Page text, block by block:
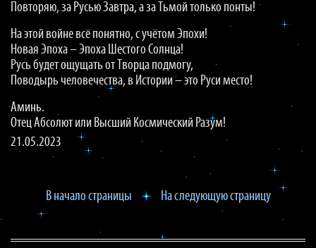
Повторяю, за Русью Завтра, а за Тьмой только понты!
На этой войне всё понятно, с учётом Эпохи!
Новая Эпоха – Эпоха Шестого Солнца!
Русь будет ощущать от Творца подмогу,
Поводырь человечества, в Истории – это Руси место!
Аминь.
Отец Абсолют или Высший Космический Разум!
21.05.2023
В начало страницы На следующую страницу